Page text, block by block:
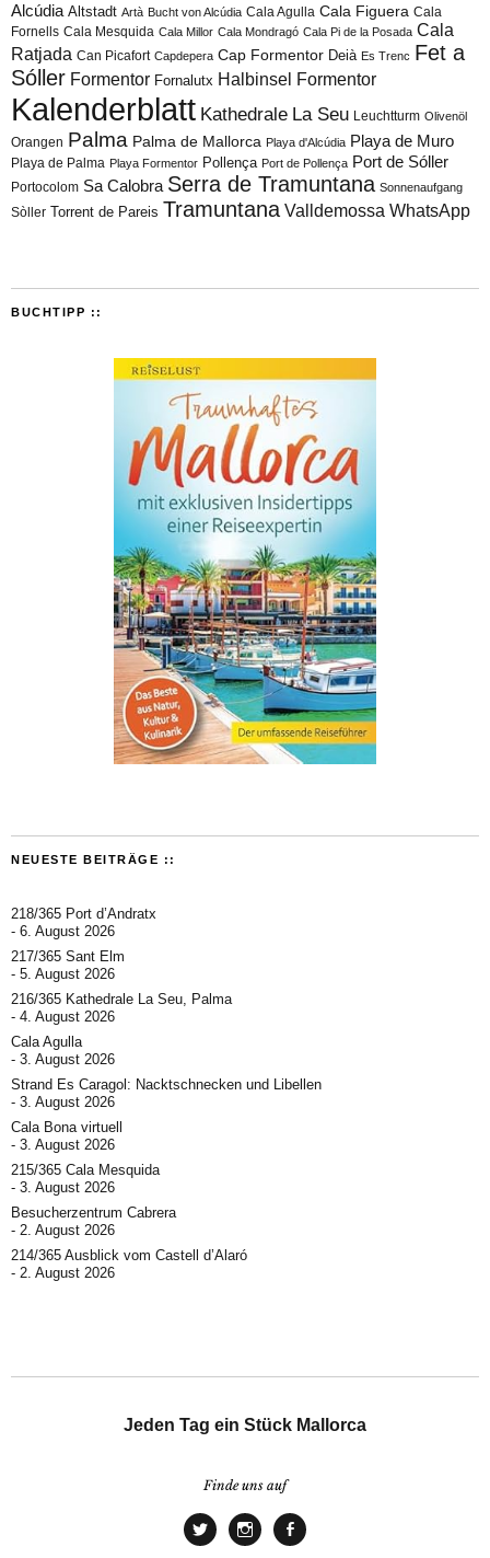
Alcúdia Altstadt Artà Bucht von Alcúdia Cala Agulla Cala Figuera Cala
Fornells Cala Mesquida Cala Millor Cala Mondragó Cala Pi de la Posada Cala
Ratjada Can Picafort Capdepera Cap Formentor Deià Es Trenc Fet a
Sóller Formentor Fornalutx Halbinsel Formentor
Kalenderblatt Kathedrale La Seu Leuchtturm Olivenöl
Orangen Palma Palma de Mallorca Playa d'Alcúdia Playa de Muro
Playa de Palma Playa Formentor Pollença Port de Pollença Port de Sóller
Portocolom Sa Calobra Serra de Tramuntana Sonnenaufgang
Sòller Torrent de Pareis Tramuntana Valldemossa WhatsApp
BUCHTIPP ::
NEUESTE BEITRÄGE ::
218/365 Port d’Andratx
6. August 2026
217/365 Sant Elm
5. August 2026
216/365 Kathedrale La Seu, Palma
4. August 2026
Cala Agulla
3. August 2026
Strand Es Caragol: Nacktschnecken und Libellen
3. August 2026
Cala Bona virtuell
3. August 2026
215/365 Cala Mesquida
3. August 2026
Besucherzentrum Cabrera
2. August 2026
214/365 Ausblick vom Castell d’Alaró
2. August 2026
Jeden Tag ein Stück Mallorca
Finde uns auf